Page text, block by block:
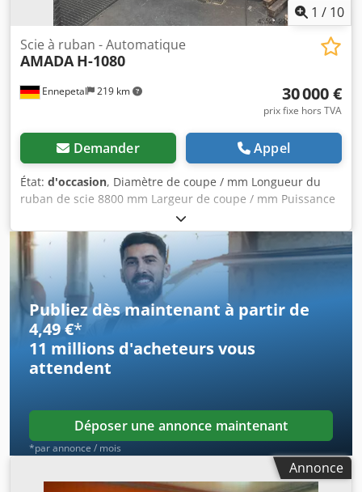
1 / 10
Ennepetal 219 km
Scie à ruban - Automatique
AMADA H-1080
30 000 €
prix fixe hors TVA
Demander Appel
État: d'occasion, Diamètre de coupe / mm Longueur du
ruban de scie 8800 mm Largeur de coupe / mm Puissance
totale requise / kW Dcodpfxozcgkme Agmek Poids de la
machine env. / t Encombrement env. / m
Publiez dès maintenant à partir de
4,49 €*
11 millions d'acheteursvous
attendent
Déposer une annonce maintenant
*par annonce / mois
Annonce